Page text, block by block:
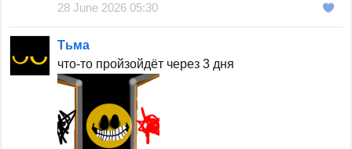
28 June 2026 05:30
Тьма
что-то пройзойдёт через 3 дня